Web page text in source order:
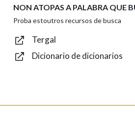
Enviar
NON ATOPAS A PALABRA QUE
Proba estoutros recursos de busca
Tergal
Dicionario de dicionarios